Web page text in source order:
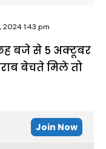
1:43 pm
Join Now